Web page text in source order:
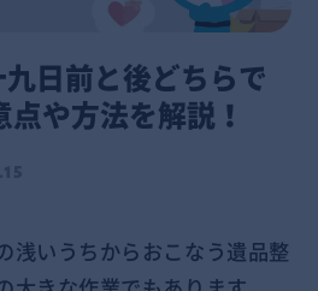
日前と後どちらで
や方法を解説！
浅いうちからおこなう遺品整